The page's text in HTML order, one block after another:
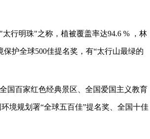
"太行明珠"之称，植被覆盖率达94.6 % ，林
保护全球500佳提名奖，有“太行山最绿的
国百家红色经典景区、全国爱国主义教育
境规划署“全球五百佳”提名奖、全国十佳